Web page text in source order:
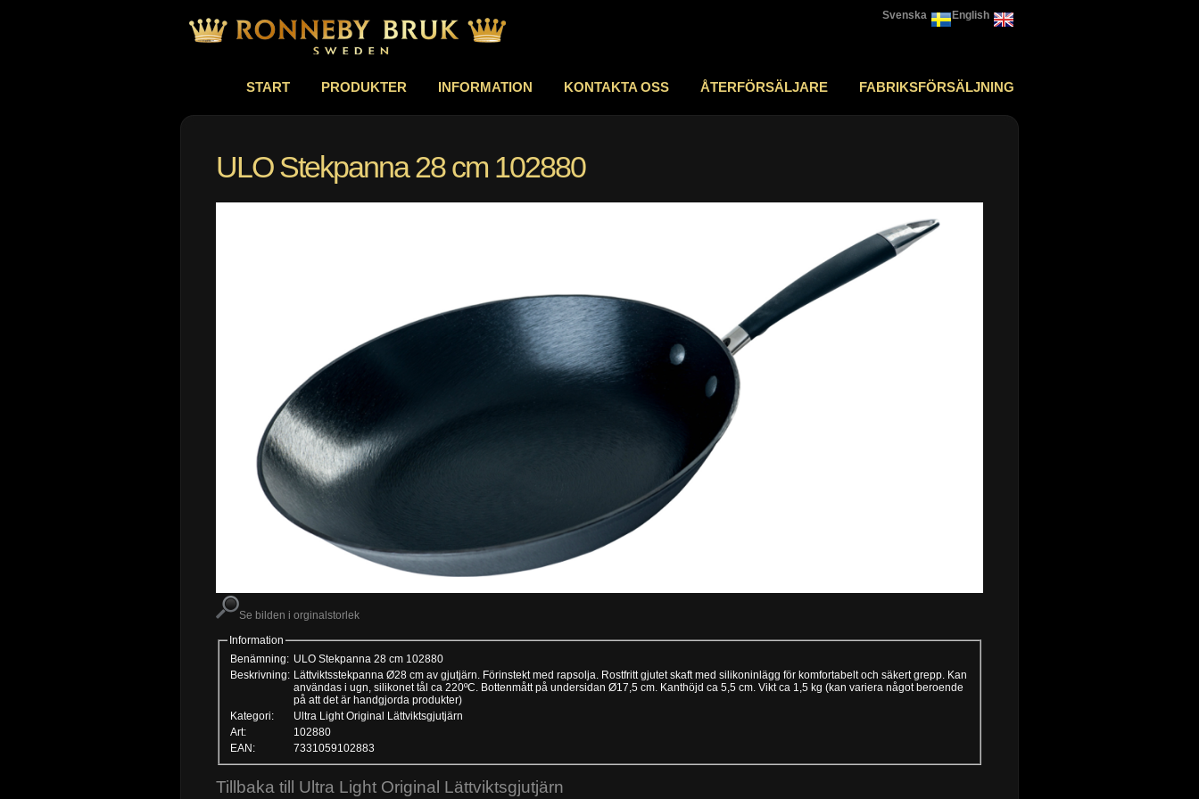
English
Svenska
START PRODUKTER INFORMATION KONTAKTA OSS ÅTERFÖRSÄLJARE FABRIKSFÖRSÄLJNING
ULO Stekpanna 28 cm 102880
Se bilden i orginalstorlek
Information
Benämning: ULO Stekpanna 28 cm 102880
Beskrivning: Lättviktsstekpanna Ø28 cm av gjutjärn. Förinstekt med rapsolja. Rostfritt gjutet skaft med silikoninlägg för komfortabelt och säkert grepp. Kan
användas i ugn, silikonet tål ca 220ºC. Bottenmått på undersidan Ø17,5 cm. Kanthöjd ca 5,5 cm. Vikt ca 1,5 kg (kan variera något beroende
på att det är handgjorda produkter)
Kategori:
Ultra Light Original Lättviktsgjutjärn
Art:
102880
EAN:
7331059102883
Tillbaka till Ultra Light Original Lättviktsgjutjärn